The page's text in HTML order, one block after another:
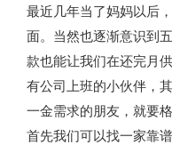
最近几年当了妈妈以后
面。当然也逐渐意识到
款也能让我们在还完月
有公司上班的小伙伴，
一金需求的朋友，就要
首先我们可以找一家靠